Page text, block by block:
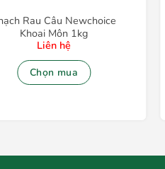
Rau Câu Newchoice
Khoai Môn 1kg
Liên hệ
Chọn mua